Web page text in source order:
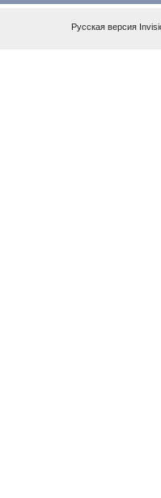
Русская версия